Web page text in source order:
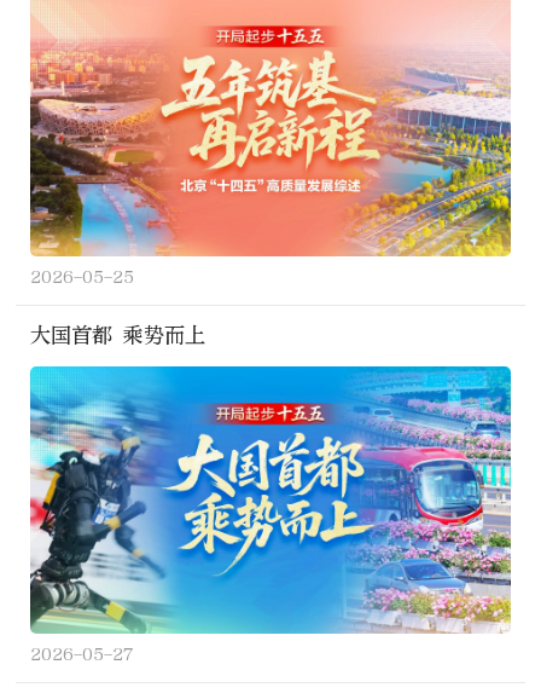
2026-05-25
大国首都 乘势而上
2026-05-27